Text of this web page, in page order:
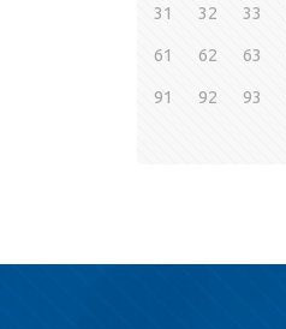
31 32 33
61 62 63
91 92 93